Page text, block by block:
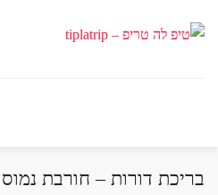
בריכת דורות – חורבת